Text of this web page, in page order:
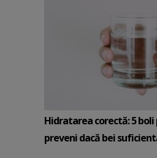
Hidratarea corectă: 5 boli
preveni dacă bei